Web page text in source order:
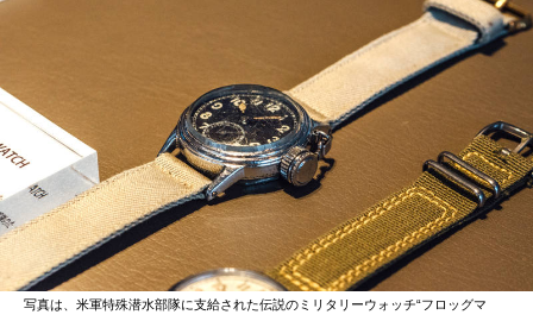
写真は、米軍特殊潜水部隊に支給された伝説のミリタリーウォッチ“フロッグマ